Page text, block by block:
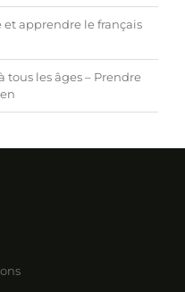
et apprendre le français
tous les âges – Prendre